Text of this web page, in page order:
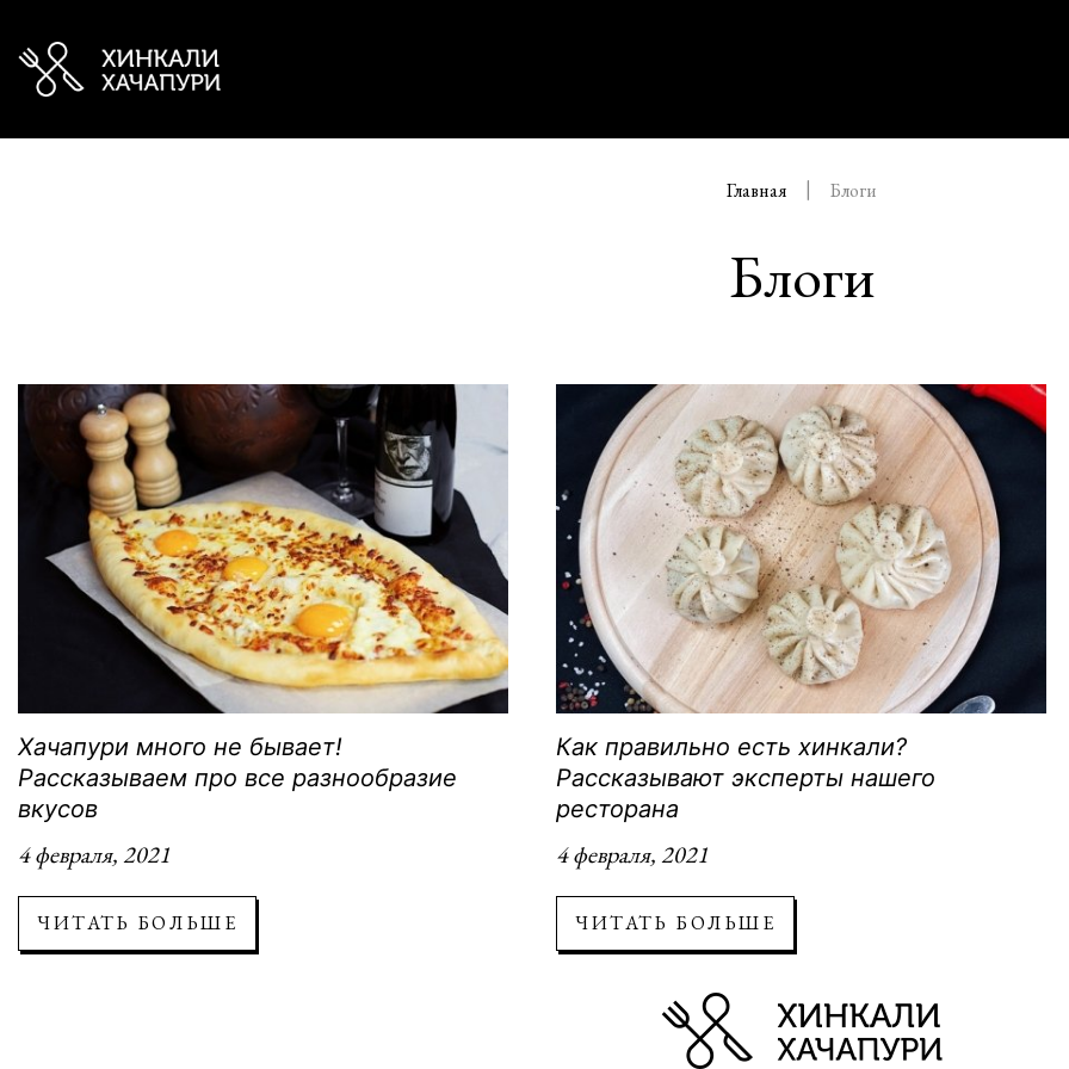
Главная Блоги
Блоги
Хачапури много не бывает!
Рассказываем про все разнообразие
вкусов
4 февраля, 2021
ЧИТАТЬ БОЛЬШЕ
Как правильно есть хинкали?
Рассказывают эксперты нашего
ресторана
4 февраля, 2021
ЧИТАТЬ БОЛЬШЕ